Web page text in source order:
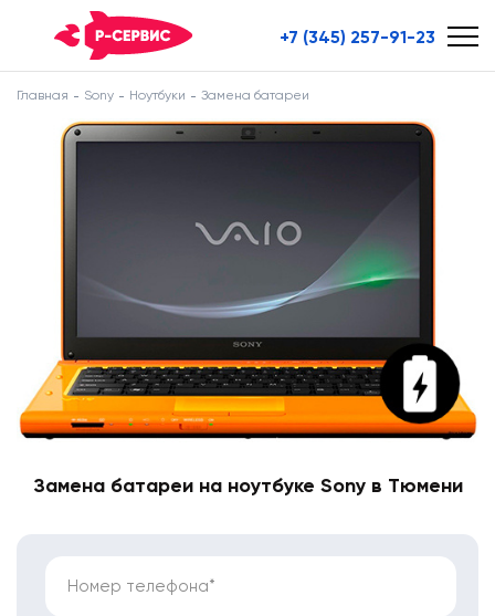
+7 (345) 257-91-23
Главная Sony Ноутбуки Замена батареи
Замена батареи на ноутбуке Sony в Тюмени
Номер телефона*